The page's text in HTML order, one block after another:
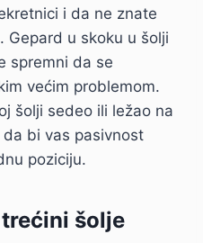
i da ne znate
Gepard u skoku u šolji
spremni da se
većim problemom.
šolji sedeo ili ležao na
bi vas pasivnost
poziciju.
šolje